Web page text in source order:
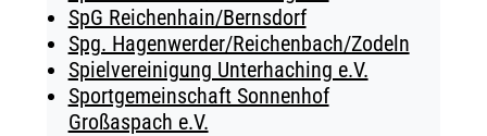
SpG Reichenhain/Bernsdorf
Spg. Hagenwerder/Reichenbach/Zodeln
Spielvereinigung Unterhaching e.V.
Sportgemeinschaft Sonnenhof
Großaspach e.V.